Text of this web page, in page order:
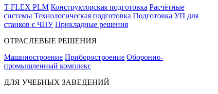
T-FLEX PLM Конструкторская подготовка Расчётные
системы Технологическая подготовка Подготовка УП для
станков с ЧПУ Прикладные решения
ОТРАСЛЕВЫЕ РЕШЕНИЯ
Машиностроение Приборостроение Оборонно-
промышленный комплекс
ДЛЯ УЧЕБНЫХ ЗАВЕДЕНИЙ